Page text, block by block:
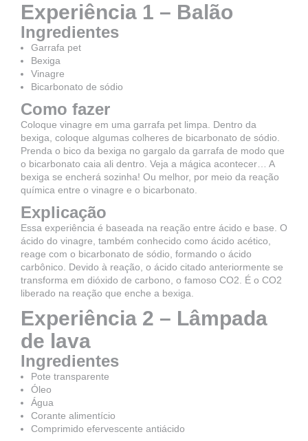
Experiência 1 – Balão
Ingredientes
Garrafa pet
Bexiga
Vinagre
Bicarbonato de sódio
Como fazer
Coloque vinagre em uma garrafa pet limpa. Dentro da
bexiga, coloque algumas colheres de bicarbonato de sódio.
Prenda o bico da bexiga no gargalo da garrafa de modo que
o bicarbonato caia ali dentro. Veja a mágica acontecer… A
bexiga se encherá sozinha! Ou melhor, por meio da reação
química entre o vinagre e o bicarbonato.
Explicação
Essa experiência é baseada na reação entre ácido e base. O
ácido do vinagre, também conhecido como ácido acético,
reage com o bicarbonato de sódio, formando o ácido
carbônico. Devido à reação, o ácido citado anteriormente se
transforma em dióxido de carbono, o famoso CO2. É o CO2
liberado na reação que enche a bexiga.
Experiência 2 – Lâmpada
de lava
Ingredientes
Pote transparente
Óleo
Água
Corante alimentício
Comprimido efervescente antiácido